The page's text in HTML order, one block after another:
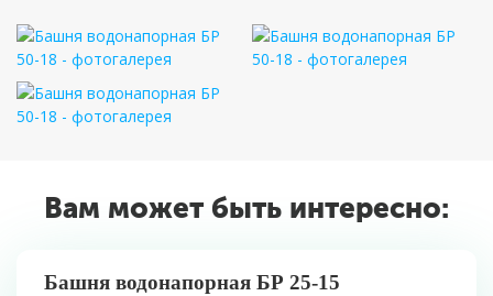
Вам может быть интересно:
Башня водонапорная БР 25-15